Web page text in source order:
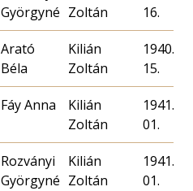
Györgyné Zoltán
16.
Arató
Béla
Kilián
Zoltán
1940.
15.
Fáy Anna
Kilián
Zoltán
1941.
01.
Rozványi
Györgyné
Kilián
Zoltán
1941.
01.